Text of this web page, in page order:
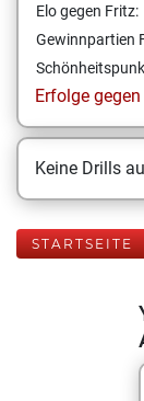
Elo gegen Fritz:
Gewinnpartien
Erfolge
Keine Drills
STARTSEITE